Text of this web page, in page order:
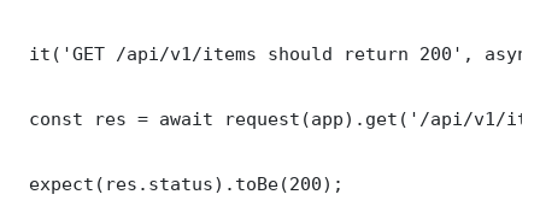
it('GET /api/v1/items should return 200',
const res = await request(app).get('/api/v1/
expect(res.status).toBe(200);